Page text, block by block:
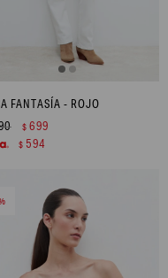
FANTASÍA - ROJO
$ 699
$ 594